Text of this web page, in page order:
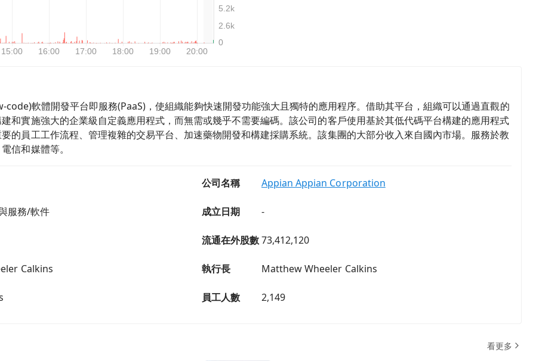
軟體開發平台即服務(PaaS)，使組織能夠快速開發功能強大且獨特的應用程序。借助其平台，組織可以通過直觀的
和實施強大的企業級自定義應用程式，而無需或幾乎不需要編碼。該公司的客戶使用基於其低代碼平台構建的應用程式
的員工工作流程、管理複雜的交易平台、加速藥物開發和構建採購系統。該集團的大部分收入來自國內市場。服務於教
信和媒體等。
公司名稱 Appian Appian Corporation
服務/軟件 成立日期 -
流通在外股數73,412,120
Calkins 執行長 Matthew Wheeler Calkins
員工人數 2,149
看更多